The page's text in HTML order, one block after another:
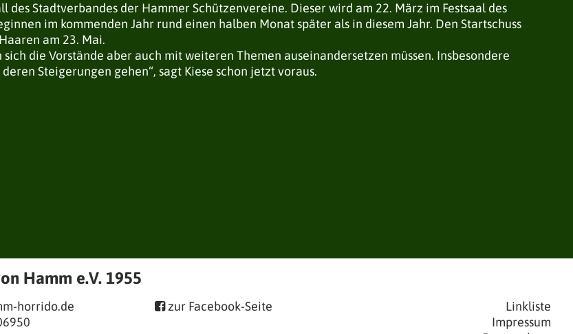
Stadtverbandes der Hammer Schützenvereine. Dieser wird am 22. März im Festsaal des
im kommenden Jahr rund einen halben Monat später als in diesem Jahr. Den Startschuss
am 23. Mai.
die Vorstände aber auch mit weiteren Themen auseinandersetzen müssen. Insbesondere
Steigerungen gehen“, sagt Kiese schon jetzt voraus.
Hamm e.V. 1955
horrido.de
zur Facebook-Seite
Linkliste
Impressum